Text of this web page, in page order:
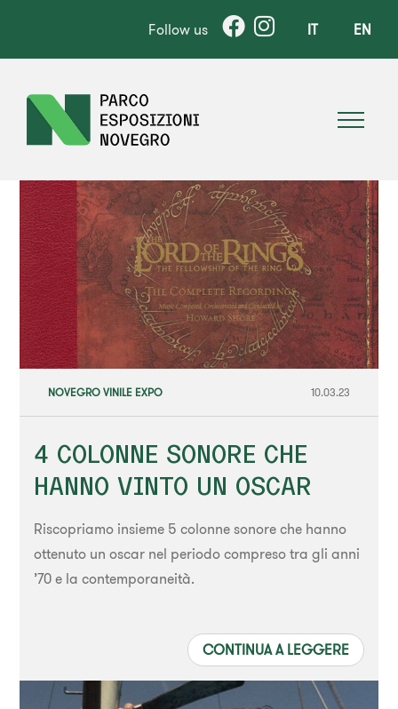
Follow us IT EN
NOVEGRO VINILE EXPO 10.03.23
4 COLONNE SONORE CHE
HANNO VINTO UN OSCAR
Riscopriamo insieme 5 colonne sonore che hanno
ottenuto un oscar nel periodo compreso tra gli anni
’70 e la contemporaneità.
CONTINUA A LEGGERE